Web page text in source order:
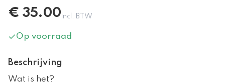
€ 35.00incl. BTW
Op voorraad
Beschrijving
Wat is het?